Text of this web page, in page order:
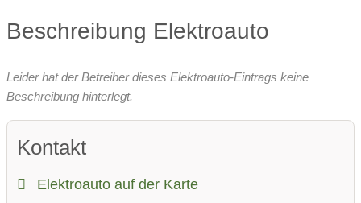
Beschreibung Elektroauto
Leider hat der Betreiber dieses Elektroauto-Eintrags keine
Beschreibung hinterlegt.
Kontakt
Elektroauto auf der Karte